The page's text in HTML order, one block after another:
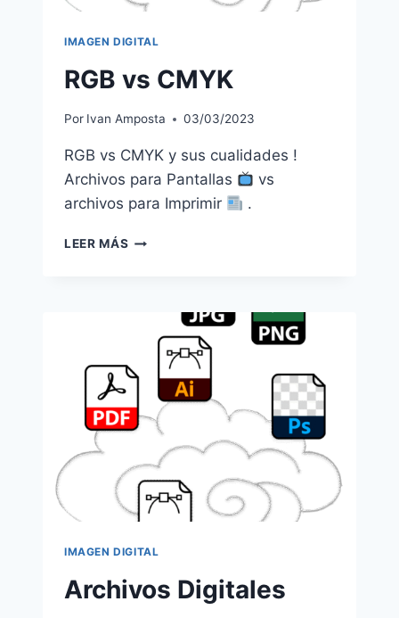
IMAGEN DIGITAL
RGB vs CMYK
Por Ivan Amposta 03/03/2023
RGB vs CMYK y sus cualidades !
Archivos para Pantallas
vs
archivos para Imprimir
.
LEER MÁS RGB
IMAGEN DIGITAL
Archivos Digitales